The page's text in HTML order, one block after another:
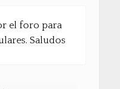
el foro para
Saludos